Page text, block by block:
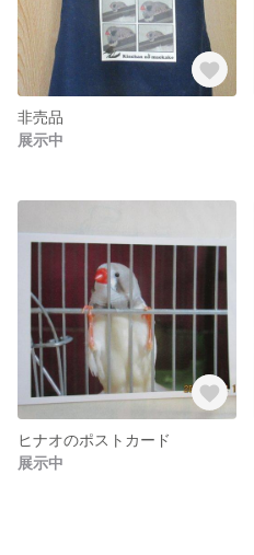
非売品
展示中
ヒナオのポストカード
展示中